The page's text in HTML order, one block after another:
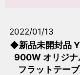
2022/01/13
◆新品未開封品
900W オリジ
フラットテー